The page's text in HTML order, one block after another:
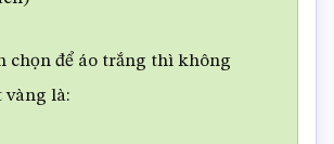
chọn để áo trắng thì không
vàng là: